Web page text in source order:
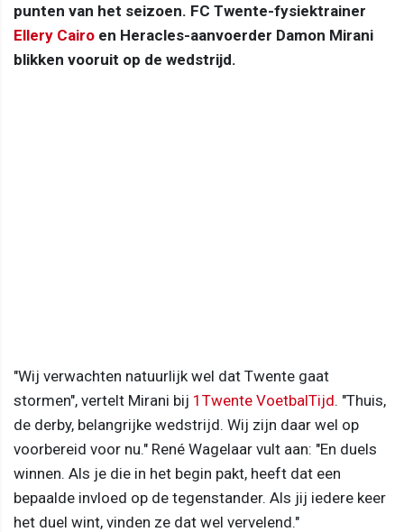
punten van het seizoen. FC Twente-fysiektrainer
Ellery Cairo en Heracles-aanvoerder Damon Mirani
blikken vooruit op de wedstrijd.
"Wij verwachten natuurlijk wel dat Twente gaat
stormen", vertelt Mirani bij 1Twente VoetbalTijd. "Thuis,
de derby, belangrijke wedstrijd. Wij zijn daar wel op
voorbereid voor nu." René Wagelaar vult aan: "En duels
winnen. Als je die in het begin pakt, heeft dat een
bepaalde invloed op de tegenstander. Als jij iedere keer
het duel wint, vinden ze dat wel vervelend."